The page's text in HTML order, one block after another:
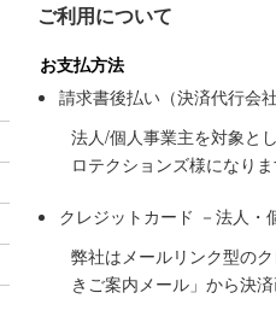
ご利用について
お支払方法
請求書後払い（決済代行会
法人/個人事業主を対象と
ロテクションズ様になりま
クレジットカード －法人・
弊社はメールリンク型の
きご案内メール」から決